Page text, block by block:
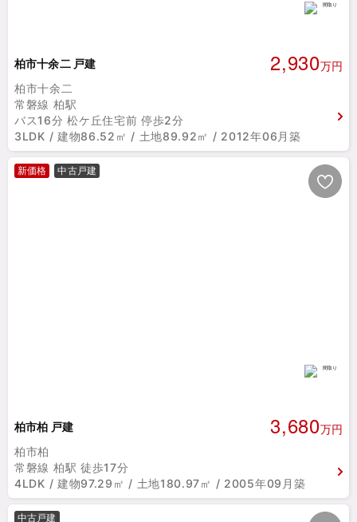
柏市十余二 戸建 2,930万円
柏市十余二
常磐線 柏駅
バス16分 松ケ丘住宅前 停歩2分
3LDK / 建物86.52㎡ / 土地89.92㎡ / 2012年06月築
新価格 中古戸建
柏市柏 戸建 3,680万円
柏市柏
常磐線 柏駅 徒歩17分
4LDK / 建物97.29㎡ / 土地180.97㎡ / 2005年09月築
中古戸建